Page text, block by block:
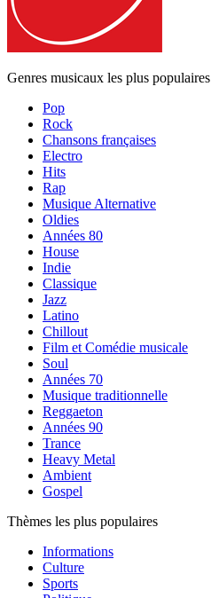
Genres musicaux les plus populaires
Pop
Rock
Chansons françaises
Electro
Hits
Rap
Musique Alternative
Oldies
Années 80
House
Indie
Classique
Jazz
Latino
Chillout
Film et Comédie musicale
Soul
Années 70
Musique traditionnelle
Reggaeton
Années 90
Trance
Heavy Metal
Ambient
Gospel
Thèmes les plus populaires
Informations
Culture
Sports